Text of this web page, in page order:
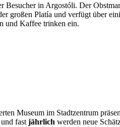
in Argostóli. Der
großen Platía und verfügt über
und Kaffee trinken ein.
Museum im Stadtzentrum
fast jährlich werden neue